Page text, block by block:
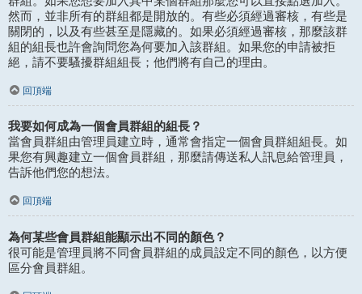
然而，並非所有的群組都是開放的。有些必須經過審核，有些是
關閉的，以及有些甚至是隱藏的。如果必須經過審核，那麼該群
組的組長也許會詢問您為何要加入該群組。如果您的申請被拒
絕，請不要騷擾群組組長；他們將有自己的理由。
回頂端
我要如何成為一個會員群組的組長？
當會員群組由管理員建立時，通常會指定一個會員群組組長。如
果您有興趣建立一個會員群組，那麼請傳送私人訊息給管理員，
告訴他們您的想法。
回頂端
為何某些會員群組能顯示出不同的顏色？
很可能是管理員將不同會員群組的成員設定不同的顏色，以方便
區分會員群組。